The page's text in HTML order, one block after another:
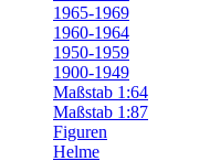
1965-1969
1960-1964
1950-1959
1900-1949
Maßstab 1:64
Maßstab 1:87
Figuren
Helme